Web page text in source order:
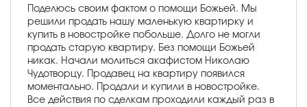
Поделюсь своим фактом о помощи Божьей. Мы
решили продать нашу маленькую квартирку и
купить в новостройке побольше. Долго не могли
продать старую квартиру. Без помощи Божьей
никак. Начали молиться акафистом Николаю
Чудотворцу. Продавец на квартиру появился
моментально. Продали и купили в новостройке.
Все действия по сделкам проходили каждый раз в